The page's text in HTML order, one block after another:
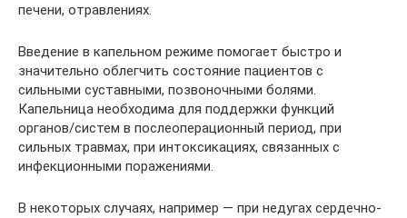
печени, отравлениях.
Введение в капельном режиме помогает быстро и
значительно облегчить состояние пациентов с
сильными суставными, позвоночными болями.
Капельница необходима для поддержки функций
органов/систем в послеоперационный период, при
сильных травмах, при интоксикациях, связанных с
инфекционными поражениями.
В некоторых случаях, например — при недугах сердечно-